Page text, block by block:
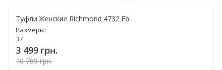
Туфли Женские Richmond 4732 Fb
Размеры:
37
3 499 грн.
10 769 грн.